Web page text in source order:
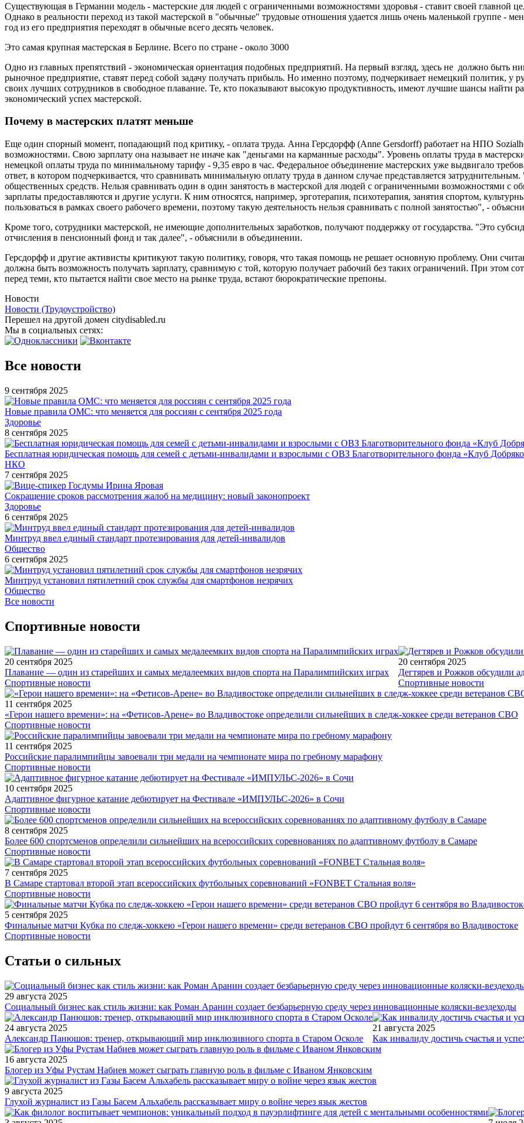
Существующая в Германии модель - мастерские для людей с ограниченными возможностями здоровья - ставит своей главной
Однако в реальности переход из такой мастерской в "обычные" трудовые отношения удается лишь очень маленькой группе -
год из его предприятия переходят в обычные всего десять человек.
Это самая крупная мастерская в Берлине. Всего по стране - около 3000
Одно из главных препятствий - экономическая ориентация подобных предприятий. На первый взгляд, здесь не должно быть
рыночное предприятие, ставят перед собой задачу получать прибыль. Но именно поэтому, подчеркивает немецкий политик, у
своих лучших сотрудников в свободное плавание. Те, кто показывают высокую продуктивность, имеют лучшие шансы найти
экономический успех мастерской.
Почему в мастерских платят меньше
Еще один спорный момент, попадающий под критику, - оплата труда. Анна Герсдорфф (Anne Gersdorff) работает на НПО
возможностями. Свою зарплату она называет не иначе как "деньгами на карманные расходы". Уровень оплаты труда в
немецкой оплаты труда по минимальному тарифу - 9,35 евро в час. Федеральное объединение мастерских уже выдвигало
ответ, в котором подчеркивается, что сравнивать минимальную оплату труда в данном случае представляется
общественных средств. Нельзя сравнивать один в один занятость в мастерской для людей с ограниченными возможностями
зарплаты предоставляются и другие услуги. К ним относятся, например, эрготерапия, психотерапия, занятия спортом,
пользоваться в рамках своего рабочего времени, поэтому такую деятельность нельзя сравнивать с полной занятостью", -
Кроме того, сотрудники мастерской, не имеющие дополнительных заработков, получают поддержку от государства. "Это
отчисления в пенсионный фонд и так далее", - объяснили в объединении.
Герсдорфф и другие активисты критикуют такую политику, говоря, что такая помощь не решает основную проблему. Они
должна быть возможность получать зарплату, сравнимую с той, которую получает рабочий без таких ограничений. При этом
перед теми, кто пытается найти свое место на рынке труда, встают бюрократические препоны.
Новости
Новости (Трудоустройство)
Перешел на другой домен citydisabled.ru
Мы в социальных сетях:
Все новости
9 сентября 2025
Новые правила ОМС: что меняется для россиян с сентября 2025 года
Здоровье
8 сентября 2025
Бесплатная юридическая помощь для семей с детьми-инвалидами и взрослыми с ОВЗ Благотворительного фонда «Клуб
НКО
7 сентября 2025
Сокращение сроков рассмотрения жалоб на медицину: новый законопроект
Здоровье
6 сентября 2025
Минтруд ввел единый стандарт протезирования для детей-инвалидов
Общество
6 сентября 2025
Минтруд установил пятилетний срок службы для смартфонов незрячих
Общество
Все новости
Спортивные новости
20 сентября 2025
Плавание — один из старейших и самых медалеемких видов спорта на Паралимпийских играх
Спортивные новости
20 сентября 2025
Дегтярев и Рожков обсудили
Спортивные новости
11 сентября 2025
«Герои нашего времени»: на «Фетисов-Арене» во Владивостоке определили сильнейших в следж-хоккее среди ветеранов СВО
Спортивные новости
11 сентября 2025
Российские паралимпийцы завоевали три медали на чемпионате мира по гребному марафону
Спортивные новости
10 сентября 2025
Адаптивное фигурное катание дебютирует на Фестивале «ИМПУЛЬС-2026» в Сочи
Спортивные новости
8 сентября 2025
Более 600 спортсменов определили сильнейших на всероссийских соревнованиях по адаптивному футболу в Самаре
Спортивные новости
7 сентября 2025
В Самаре стартовал второй этап всероссийских футбольных соревнований «FONBET Стальная воля»
Спортивные новости
5 сентября 2025
Финальные матчи Кубка по следж-хоккею «Герои нашего времени» среди ветеранов СВО пройдут 6 сентября во Владивостоке
Спортивные новости
Статьи о сильных
29 августа 2025
Социальный бизнес как стиль жизни: как Роман Аранин создает безбарьерную среду через инновационные коляски-вездеходы
24 августа 2025
Александр Панюшов: тренер, открывающий мир инклюзивного спорта в Старом Осколе
21 августа 2025
Как инвалиду достичь счастья и
16 августа 2025
Блогер из Уфы Рустам Набиев может сыграть главную роль в фильме с Иваном Янковским
9 августа 2025
Глухой журналист из Газы Басем Альхабель рассказывает миру о войне через язык жестов